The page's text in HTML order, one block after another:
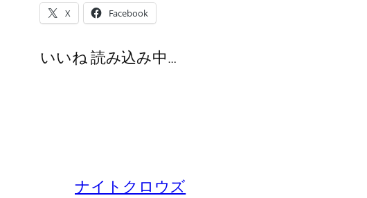
X Facebook
いいね読み込み中…
ナイトクロウズ